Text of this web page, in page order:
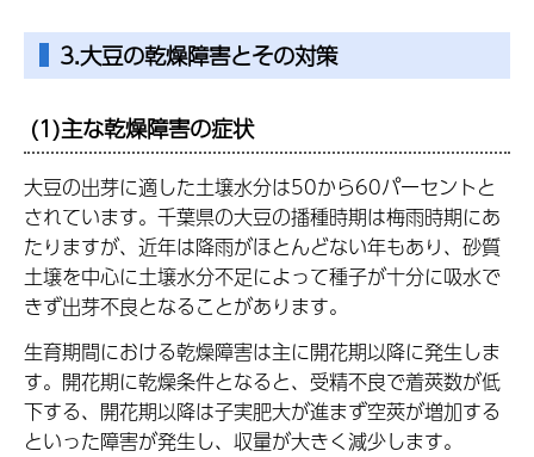
3.大豆の乾燥障害とその対策
(1)主な乾燥障害の症状
大豆の出芽に適した土壌水分は50から60パーセントと
されています。千葉県の大豆の播種時期は梅雨時期にあ
たりますが、近年は降雨がほとんどない年もあり、砂質
土壌を中心に土壌水分不足によって種子が十分に吸水で
きず出芽不良となることがあります。
生育期間における乾燥障害は主に開花期以降に発生しま
す。開花期に乾燥条件となると、受精不良で着莢数が低
下する、開花期以降は子実肥大が進まず空莢が増加する
といった障害が発生し、収量が大きく減少します。